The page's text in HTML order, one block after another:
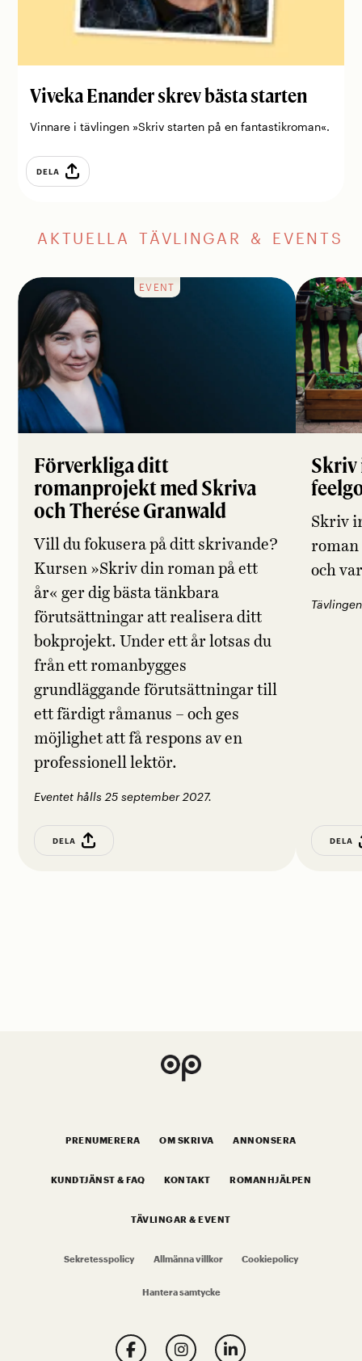
Viveka Enander skrev bästa starten
Vinnare i tävlingen »Skriv starten på en fantastikroman«.
DELA
AKTUELLA TÄVLINGAR & EVENTS
EVENT
Förverkliga ditt
romanprojekt med Skriva
och Therése Granwald
Vill du fokusera på ditt skrivande?
Kursen »Skriv din roman på ett
år« ger dig bästa tänkbara
förutsättningar att realisera ditt
bokprojekt. Under ett år lotsas du
från ett romanbygges
grundläggande förutsättningar till
ett färdigt råmanus – och ges
möjlighet att få respons av en
professionell lektör.
Eventet hålls 25 september 2027.
DELA
Skriv
roman
och
DELA
PRENUMERERA OM SKRIVA ANNONSERA
KUNDTJÄNST & FAQ KONTAKT ROMANHJÄLPEN
TÄVLINGAR & EVENT
Sekretesspolicy Allmänna villkor Cookiepolicy
Hantera samtycke